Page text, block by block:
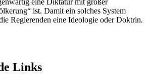
eine Diktatur mit großer
ist. Damit ein solches System
Regierenden eine Ideologie oder Doktrin.
Links